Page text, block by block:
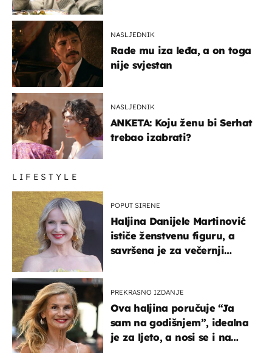
NASLJEDNIK
Rade mu iza leđa, a on toga
nije svjestan
NASLJEDNIK
ANKETA: Koju ženu bi Serhat
trebao izabrati?
LIFESTYLE
POPUT SIRENE
Haljina Danijele Martinović
ističe ženstvenu figuru, a
savršena je za večernji
PREKRASNO IZDANJE
Ova haljina poručuje “Ja
sam na godišnjem”, idealna
je za ljeto, a nosi se i na